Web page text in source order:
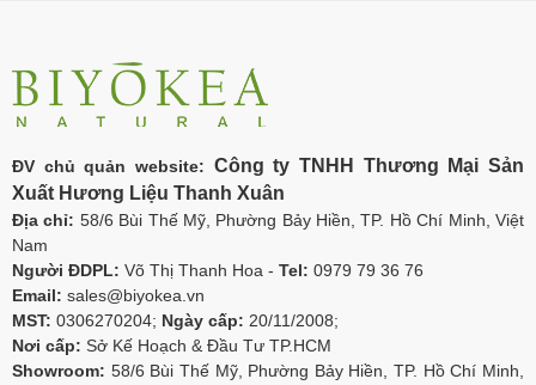
ĐV chủ quản website: Công ty TNHH Thương Mại Sản
Xuất Hương Liệu Thanh Xuân
Địa chỉ: 58/6 Bùi Thế Mỹ, Phường Bảy Hiền, TP. Hồ Chí Minh, Việt
Nam
Người ĐDPL: Võ Thị Thanh Hoa - Tel: 0979 79 36 76
Email: sales@biyokea.vn
MST: 0306270204; Ngày cấp: 20/11/2008;
Nơi cấp: Sở Kế Hoạch & Đầu Tư TP.HCM
Showroom: 58/6 Bùi Thế Mỹ, Phường Bảy Hiền, TP. Hồ Chí Minh,